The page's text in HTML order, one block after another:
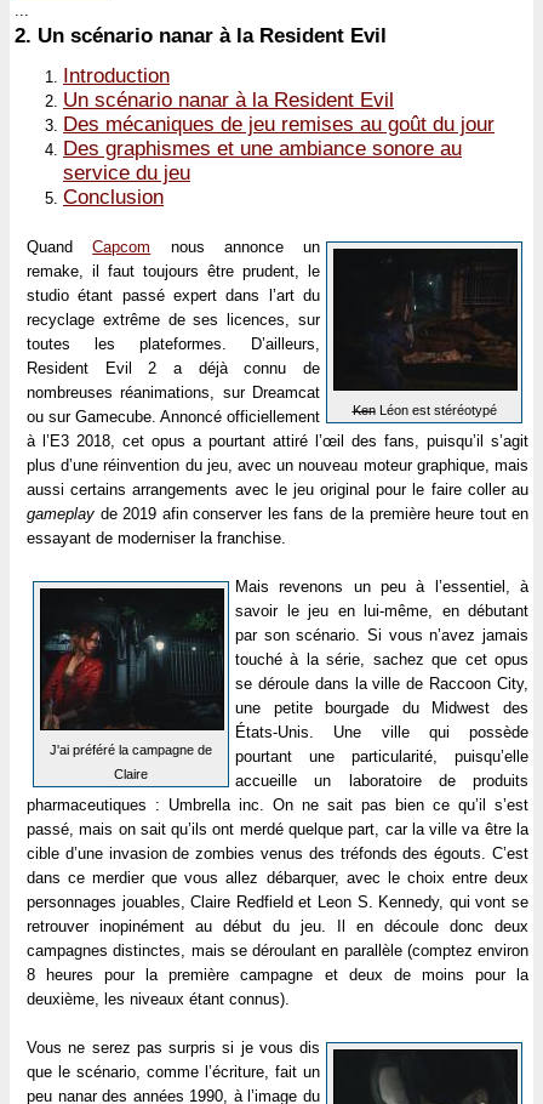
...
2. Un scénario nanar à la Resident Evil
Introduction
Un scénario nanar à la Resident Evil
Des mécaniques de jeu remises au goût du jour
Des graphismes et une ambiance sonore au
service du jeu
Conclusion
KenLéon est stéréotypé
QuandCapcom nous annonce un
remake, il faut toujours être prudent, le
studio étant passé expert dans l’art du
recyclage extrême de ses licences, sur
toutes les plateformes. D’ailleurs,
Resident Evil 2 a déjà connu de
nombreuses réanimations, sur Dreamcat
ou sur Gamecube. Annoncé officiellement
à l’E3 2018, cet opus a pourtant attiré l’œil des fans, puisqu’il s’agit
plus d’une réinvention du jeu, avec un nouveau moteur graphique, mais
aussi certains arrangements avec le jeu original pour le faire coller au
gameplay de 2019 afin conserver les fans de la première heure tout en
essayant de moderniser la franchise.
J'ai préféré la campagne de
Claire
Mais revenons un peu à l’essentiel, à
savoir le jeu en lui-même, en débutant
par son scénario. Si vous n’avez jamais
touché à la série, sachez que cet opus
se déroule dans la ville de Raccoon City,
une petite bourgade du Midwest des
États-Unis. Une ville qui possède
pourtant une particularité, puisqu’elle
accueille un laboratoire de produits
pharmaceutiques : Umbrella inc. On ne sait pas bien ce qu’il s’est
passé, mais on sait qu’ils ont merdé quelque part, car la ville va être la
cible d’une invasion de zombies venus des tréfonds des égouts. C’est
dans ce merdier que vous allez débarquer, avec le choix entre deux
personnages jouables, Claire Redfield et Leon S. Kennedy, qui vont se
retrouver inopinément au début du jeu. Il en découle donc deux
campagnes distinctes, mais se déroulant en parallèle (comptez environ
8 heures pour la première campagne et deux de moins pour la
deuxième, les niveaux étant connus).
Vous ne serez pas surpris si je vous dis
que le scénario, comme l’écriture, fait un
peu nanar des années 1990, à l’image du